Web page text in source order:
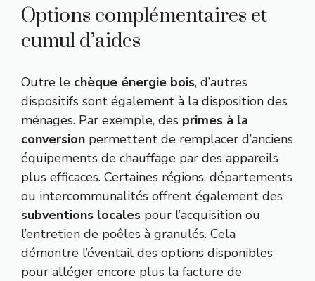
Options complémentaires et
cumul d’aides
Outre le chèque énergie bois, d’autres
dispositifs sont également à la disposition des
ménages. Par exemple, des primes à la
conversion permettent de remplacer d’anciens
équipements de chauffage par des appareils
plus efficaces. Certaines régions, départements
ou intercommunalités offrent également des
subventions locales pour l’acquisition ou
l’entretien de poêles à granulés. Cela
démontre l’éventail des options disponibles
pour alléger encore plus la facture de